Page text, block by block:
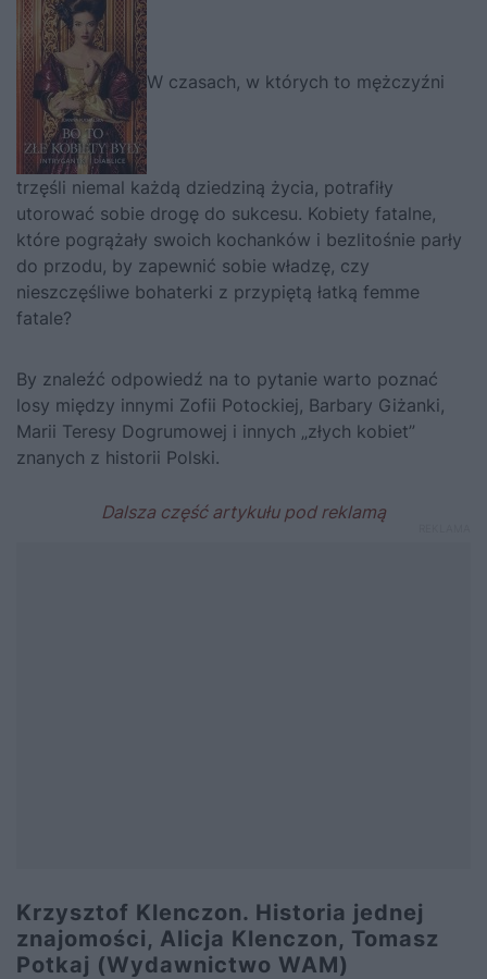
W czasach, w których to mężczyźni
trzęśli niemal każdą dziedziną życia, potrafiły
utorować sobie drogę do sukcesu. Kobiety fatalne,
które pogrążały swoich kochanków i bezlitośnie parły
do przodu, by zapewnić sobie władzę, czy
nieszczęśliwe bohaterki z przypiętą łatką femme
fatale?
By znaleźć odpowiedź na to pytanie warto poznać
losy między innymi Zofii Potockiej, Barbary Giżanki,
Marii Teresy Dogrumowej i innych „złych kobiet”
znanych z historii Polski.
Krzysztof Klenczon. Historia jednej
znajomości, Alicja Klenczon, Tomasz
Potkaj (Wydawnictwo WAM)